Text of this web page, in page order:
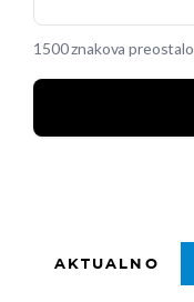
1500 znakova preostalo
AKTUALNO